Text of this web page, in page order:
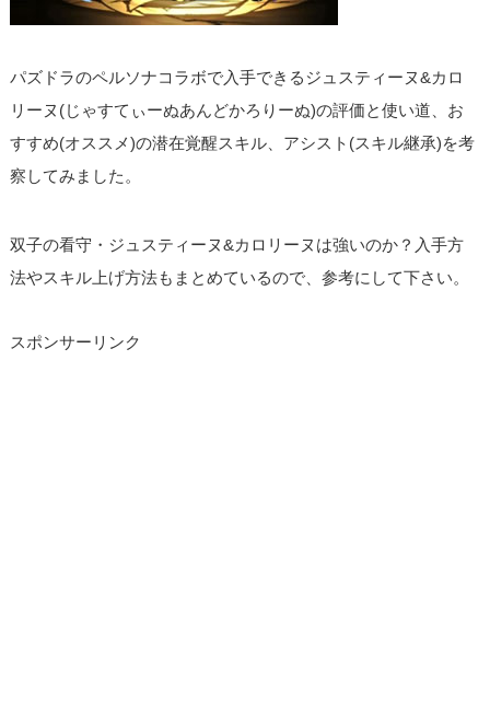
パズドラのペルソナコラボで入手できるジュスティーヌ&カロ
リーヌ(じゃすてぃーぬあんどかろりーぬ)の評価と使い道、お
すすめ(オススメ)の潜在覚醒スキル、アシスト(スキル継承)を考
察してみました。
双子の看守・ジュスティーヌ&カロリーヌは強いのか？入手方
法やスキル上げ方法もまとめているので、参考にして下さい。
スポンサーリンク